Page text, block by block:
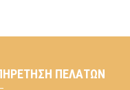
ΠΕΛΑΤΏΝ